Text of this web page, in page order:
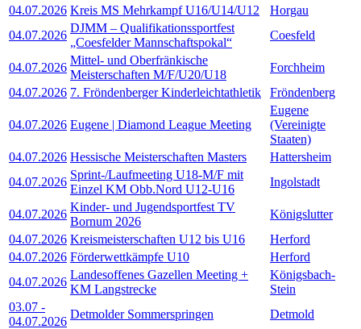
04.07.2026 Kreis MS Mehrkampf U16/U14/U12
Horgau
04.07.2026
DJMM – Qualifikationssportfest
„Coesfelder Mannschaftspokal“
Coesfeld
04.07.2026
Mittel- und Oberfränkische
Meisterschaften M/F/U20/U18
Forchheim
04.07.2026 7. Fröndenberger Kinderleichtathletik Fröndenberg
04.07.2026 Eugene | Diamond League Meeting
Eugene
(Vereinigte
Staaten)
04.07.2026 Hessische Meisterschaften Masters
Hattersheim
04.07.2026
Sprint-/Laufmeeting U18-M/F mit
Einzel KM Obb.Nord U12-U16
Ingolstadt
04.07.2026
Kinder- und Jugendsportfest TV
Bornum 2026
Königslutter
04.07.2026 Kreismeisterschaften U12 bis U16
Herford
04.07.2026 Förderwettkämpfe U10
Herford
04.07.2026
Landesoffenes Gazellen Meeting +
KM Langstrecke
Königsbach-
Stein
03.07 -
04.07.2026
Detmolder Sommerspringen Detmold